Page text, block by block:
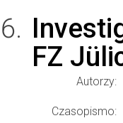
FZ
Autorzy:
Czasopismo: